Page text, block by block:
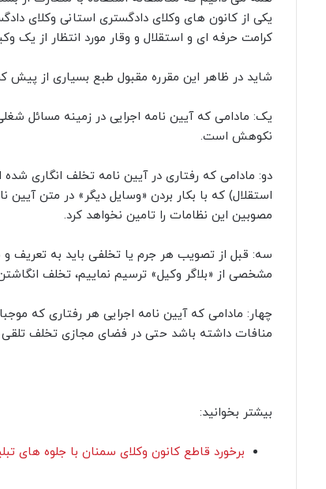
یکی از کانون های وکلای دادگستری استانی وکلای
کرامت حرفه ای و استقلال و وقار مورد انتظار از یک
شاید در ظاهر این مقرره مقبول طبع بسیاری از
یک: مادامی که آیین نامه اجرایی در زمینه مسائل
نکوهش است.
مصوبین این نظامات را تامین نخواهد کرد.
سه: قبل از تصویب هر جرم یا تخلفی باید به تعریف و
مشخصی از «بلاگر وکیل» ترسیم نماییم، تخلف
چهار: مادامی که آیین نامه اجرایی هر رفتاری که
منافات داشته باشد حتی در فضای مجازی تخلف تلقی
بیشتر بخوانید:
برخورد قاطع کانون وکلای سمنان با جلوه های